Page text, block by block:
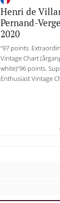
Henri de
Pernand-
2020
“97 points.
Vintage Chart
white)“96 points.
Enthusiast Vintage